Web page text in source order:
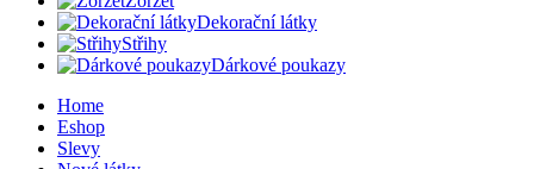
Dekorační látky
Střihy
Dárkové poukazy
Home
Eshop
Slevy